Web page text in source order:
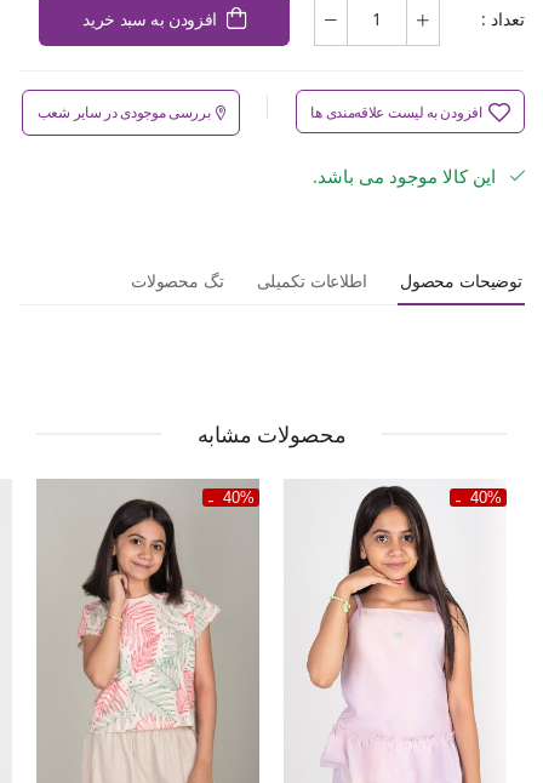
تعداد : افزودن به سبد خرید
افزودن به لیست علاقه‌مندی ها بررسی موجودی در سایر شعب
این کالا موجود می باشد.
توضیحات محصول اطلاعات تکمیلی تگ محصولات
محصولات مشابه
40%
40%